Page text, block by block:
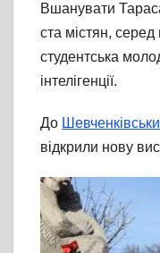
Вшанувати
ста містян, серед
студентська
інтелігенції.
До
відкрили нову